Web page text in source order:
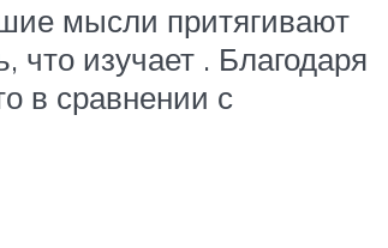
мысли притягивают
изучает . Благодаря
в сравнении с